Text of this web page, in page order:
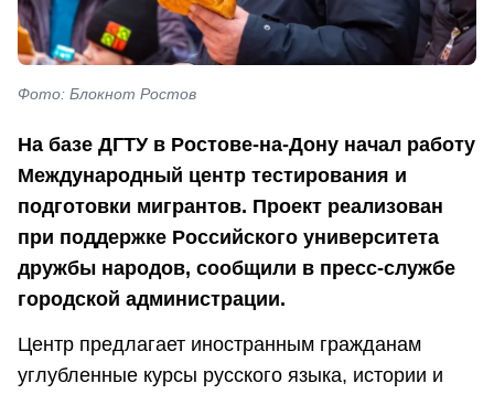
Фото: Блокнот Ростов
На базе ДГТУ в Ростове-на-Дону начал работу
Международный центр тестирования и
подготовки мигрантов. Проект реализован
при поддержке Российского университета
дружбы народов, сообщили в пресс-службе
городской администрации.
Центр предлагает иностранным гражданам
углубленные курсы русского языка, истории и